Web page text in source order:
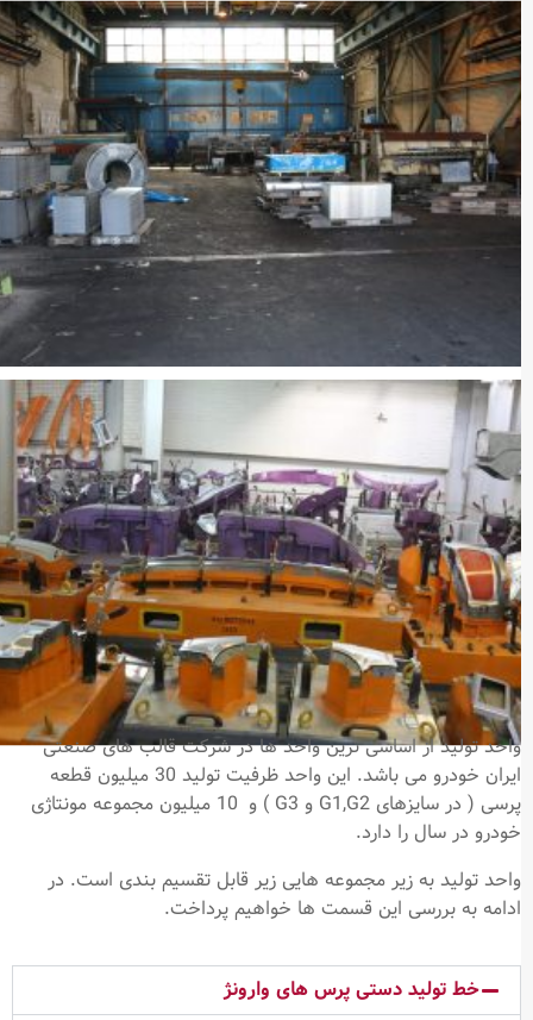
واحد تولید از اساسی ترین واحد ها در شرکت قالب های صنعتی
ایران خودرو می باشد. این واحد ظرفیت تولید 30 ميليون قطعه
پرسی ( در سایزهای G1,G2 و G3 ) و 10 ميليون مجموعه مونتاژی
خودرو در سال را دارد.
واحد تولید به زیر مجموعه هایی زیر قابل تقسیم بندی است. در
ادامه به بررسی این قسمت ها خواهیم پرداخت.
خط تولید دستی پرس ­های وارونژ